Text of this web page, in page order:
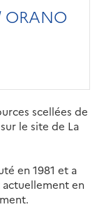
ORANO
scellées de
le site de La
en 1981 et a
en